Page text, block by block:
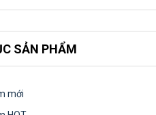
SẢN PHẨM
mới